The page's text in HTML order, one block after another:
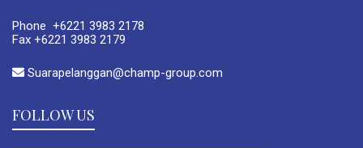
Phone +6221 3983 2178
Fax +6221 3983 2179
Suarapelanggan@champ-group.com
FOLLOW US